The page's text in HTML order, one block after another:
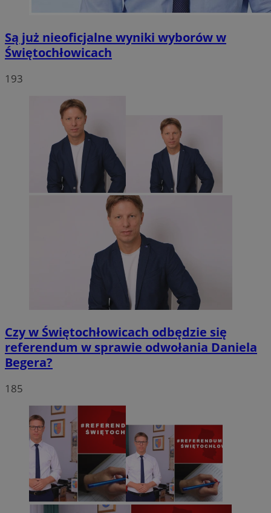
Są już nieoficjalne wyniki wyborów w
Świętochłowicach
193
Czy w Świętochłowicach odbędzie się
referendum w sprawie odwołania Daniela
Begera?
185